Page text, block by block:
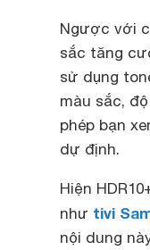
Ngược với
sắc tăng
sử dụng
màu sắc,
phép bạn
dự định.
Hiện
như tivi
nội dung